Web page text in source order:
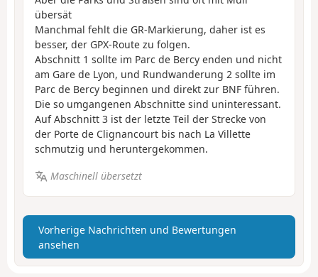
übersät
Manchmal fehlt die GR-Markierung, daher ist es
besser, der GPX-Route zu folgen.
Abschnitt 1 sollte im Parc de Bercy enden und nicht
am Gare de Lyon, und Rundwanderung 2 sollte im
Parc de Bercy beginnen und direkt zur BNF führen.
Die so umgangenen Abschnitte sind uninteressant.
Auf Abschnitt 3 ist der letzte Teil der Strecke von
der Porte de Clignancourt bis nach La Villette
schmutzig und heruntergekommen.
Maschinell übersetzt
Vorherige Nachrichten und Bewertungen
ansehen